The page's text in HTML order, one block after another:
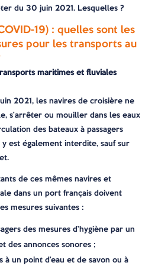
du 30 juin 2021. Lesquelles ?
19) : quelles sont les
pour les transports au
maritimes et fluviales
2021, les navires de croisière ne
s’arrêter ou mouiller dans les eaux
des bateaux à passagers
est également interdite, sauf sur
de ces mêmes navires et
dans un port français doivent
mesures suivantes :
des mesures d’hygiène par un
des annonces sonores ;
à un point d’eau et de savon ou à